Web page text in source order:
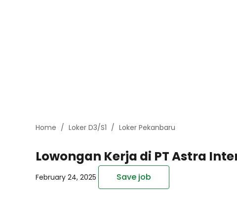
Home Loker D3/S1 Loker Pekanbaru
Lowongan Kerja di PT Astra
February 24, 2025 Save job